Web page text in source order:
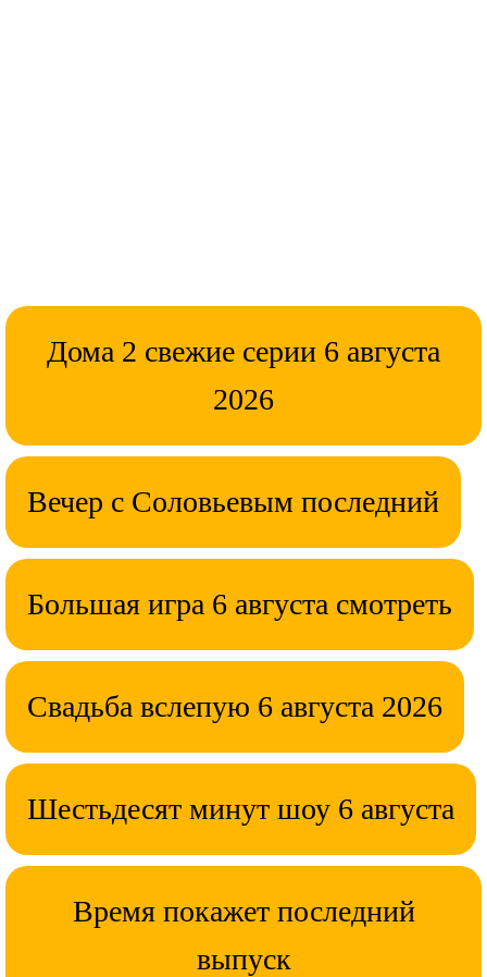
Дома 2 свежие серии 6 августа
2026
Вечер с Соловьевым последний
Большая игра 6 августа смотреть
Свадьба вслепую 6 августа 2026
Шестьдесят минут шоу 6 августа
Время покажет последний
выпуск